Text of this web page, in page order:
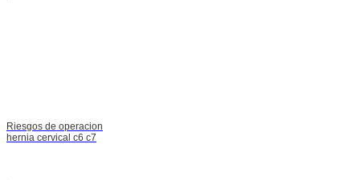
Riesgos de operacion
hernia cervical c6 c7